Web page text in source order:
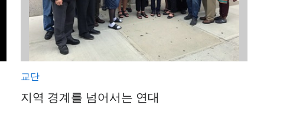
교단
지역 경계를 넘어서는 연대